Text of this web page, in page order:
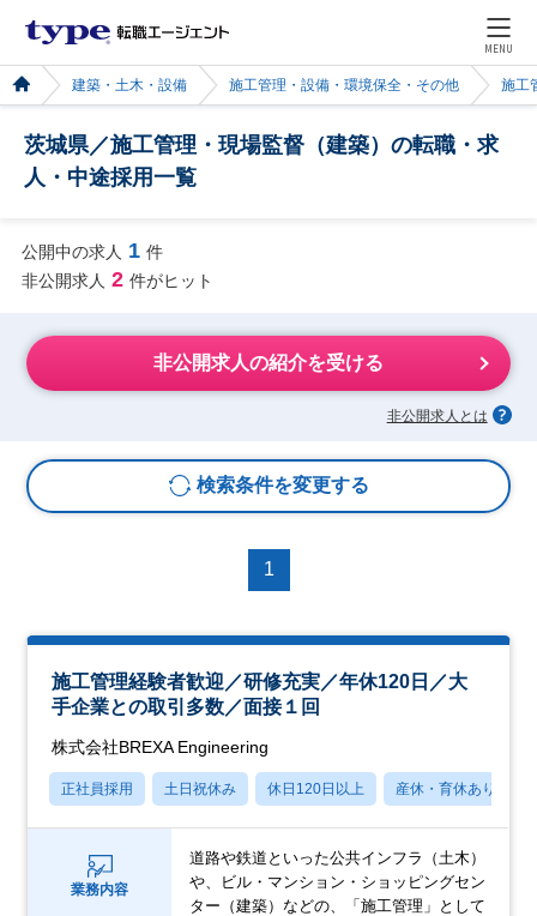
MENU
建築・土木・設備 施工管理・設備・環境保全・その他 施工
茨城県／施工管理・現場監督（建築）の転職・求
人・中途採用一覧
公開中の求人 1 件
非公開求人 2 件がヒット
非公開求人の紹介を受ける
非公開求人とは
検索条件を変更する
1
施工管理経験者歓迎／研修充実／年休120日／大
手企業との取引多数／面接１回
株式会社BREXA Engineering
正社員採用 土日祝休み 休日120日以上 産休・育休あり
業務内容
道路や鉄道といった公共インフラ（土木）
や、ビル・マンション・ショッピングセン
ター（建築）などの、「施工管理」として